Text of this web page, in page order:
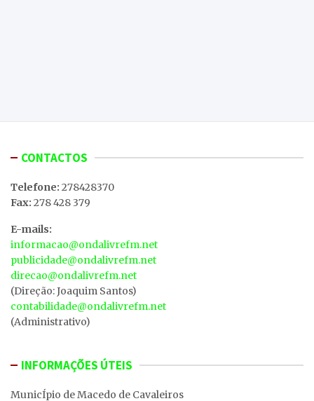
CONTACTOS
Telefone: 278428370
Fax: 278 428 379
E-mails:
informacao@ondalivrefm.net
publicidade@ondalivrefm.net
direcao@ondalivrefm.net
(Direção: Joaquim Santos)
contabilidade@ondalivrefm.net
(Administrativo)
INFORMAÇÕES ÚTEIS
MunicÍpio de Macedo de Cavaleiros